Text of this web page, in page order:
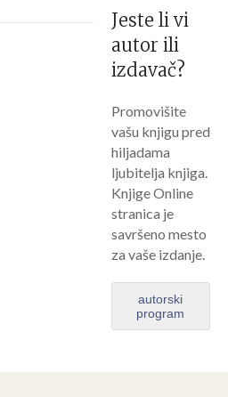
Jeste li vi
autor ili
izdavač?
Promovišite
vašu knjigu pred
hiljadama
ljubitelja knjiga.
Knjige Online
stranica je
savršeno mesto
za vaše izdanje.
autorski
program